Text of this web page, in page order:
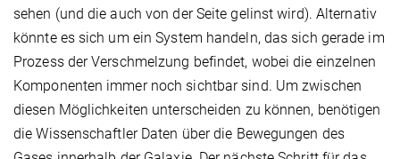
sehen (und die auch von der Seite gelinst wird). Alternativ
könnte es sich um ein System handeln, das sich gerade im
Prozess der Verschmelzung befindet, wobei die einzelnen
Komponenten immer noch sichtbar sind. Um zwischen
diesen Möglichkeiten unterscheiden zu können, benötigen
die Wissenschaftler Daten über die Bewegungen des